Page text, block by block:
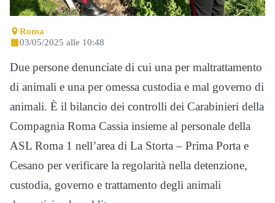
Roma
03/05/2025 alle 10:48
Due persone denunciate di cui una per maltrattamento
di animali e una per omessa custodia e mal governo di
animali. È il bilancio dei controlli dei Carabinieri della
Compagnia Roma Cassia insieme al personale della
ASL Roma 1 nell’area di La Storta – Prima Porta e
Cesano per verificare la regolarità nella detenzione,
custodia, governo e trattamento degli animali